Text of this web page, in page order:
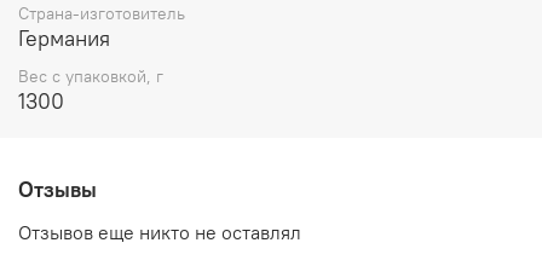
Страна-изготовитель
Германия
Вес с упаковкой, г
1300
Отзывы
Отзывов еще никто не оставлял